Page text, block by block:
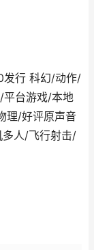
行 科幻/动作/
台游戏/本地
理/好评原声音
人/飞行射击/